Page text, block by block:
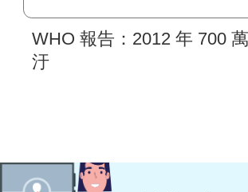
WHO 報告：2012 年 700
汙